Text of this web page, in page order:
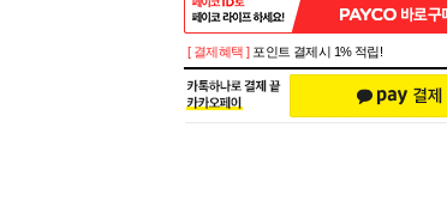
[ 결제혜택 ] 포인트 결제시 1% 적립!